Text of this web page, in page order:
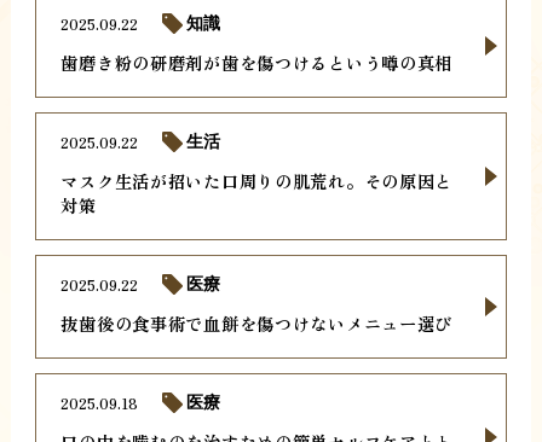
歯磨き粉の研磨剤が歯を傷つけるという噂の真相
2025.09.22 知識
マスク生活が招いた口周りの肌荒れ。その原因と
対策
2025.09.22 生活
抜歯後の食事術で血餅を傷つけないメニュー選び
2025.09.22 医療
2025.09.18 医療